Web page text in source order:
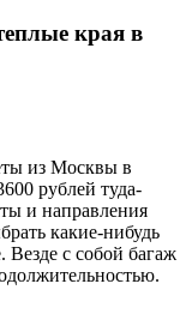
края в
из Москвы в
рублей туда-
и направления
какие-нибудь
Везде с собой багаж